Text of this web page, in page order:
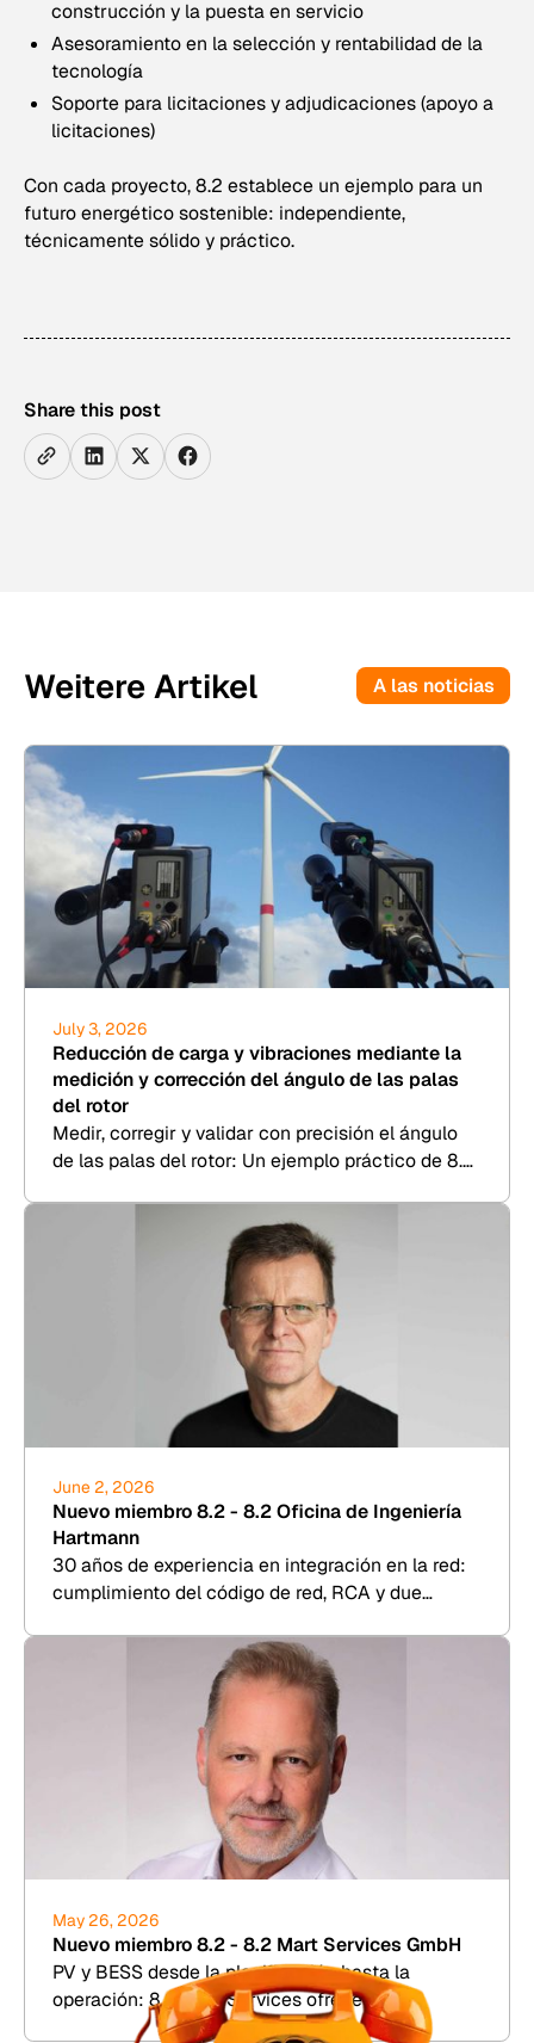
construcción y la puesta en servicio
Asesoramiento en la selección y rentabilidad de la
tecnología
Soporte para licitaciones y adjudicaciones (apoyo a
licitaciones)
Con cada proyecto, 8.2 establece un ejemplo para un
futuro energético sostenible: independiente,
técnicamente sólido y práctico.
Share this post
Weitere Artikel A las noticias
July 3, 2026
Reducción de carga y vibraciones mediante la
medición y corrección del ángulo de las palas
del rotor
Medir, corregir y validar con precisión el ángulo
de las palas del rotor: Un ejemplo práctico de 8.2
June 2, 2026
Nuevo miembro 8.2 - 8.2 Oficina de Ingeniería
Hartmann
30 años de experiencia en integración en la red:
cumplimiento del código de red, RCA y due
May 26, 2026
Nuevo miembro 8.2 - 8.2 Mart Services GmbH
PV y BESS desde la planificación hasta la
operación: 8.2 Mart Services ofrece TDD,
simulación de rendimiento y gestión comercial de